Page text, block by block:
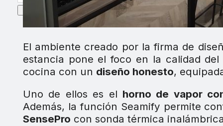
El ambiente creado por la firma de
estancia pone el foco en la calidad
cocina con un diseño honesto,
Uno de ellos es el horno de vapor
Además, la función Seamify permite
SensePro con sonda térmica